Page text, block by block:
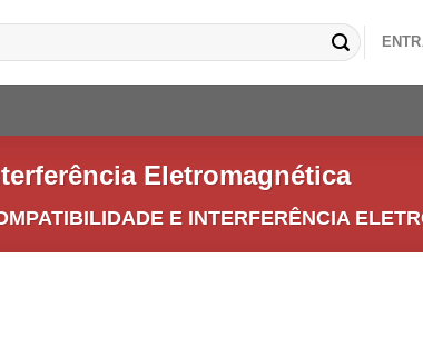
Eletromagnética
E INTERFERÊNCIA